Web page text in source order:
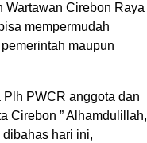
Wartawan Cirebon Raya
mempermudah
maupun
PWCR anggota dan
Cirebon ” Alhamdulillah,
hari ini,